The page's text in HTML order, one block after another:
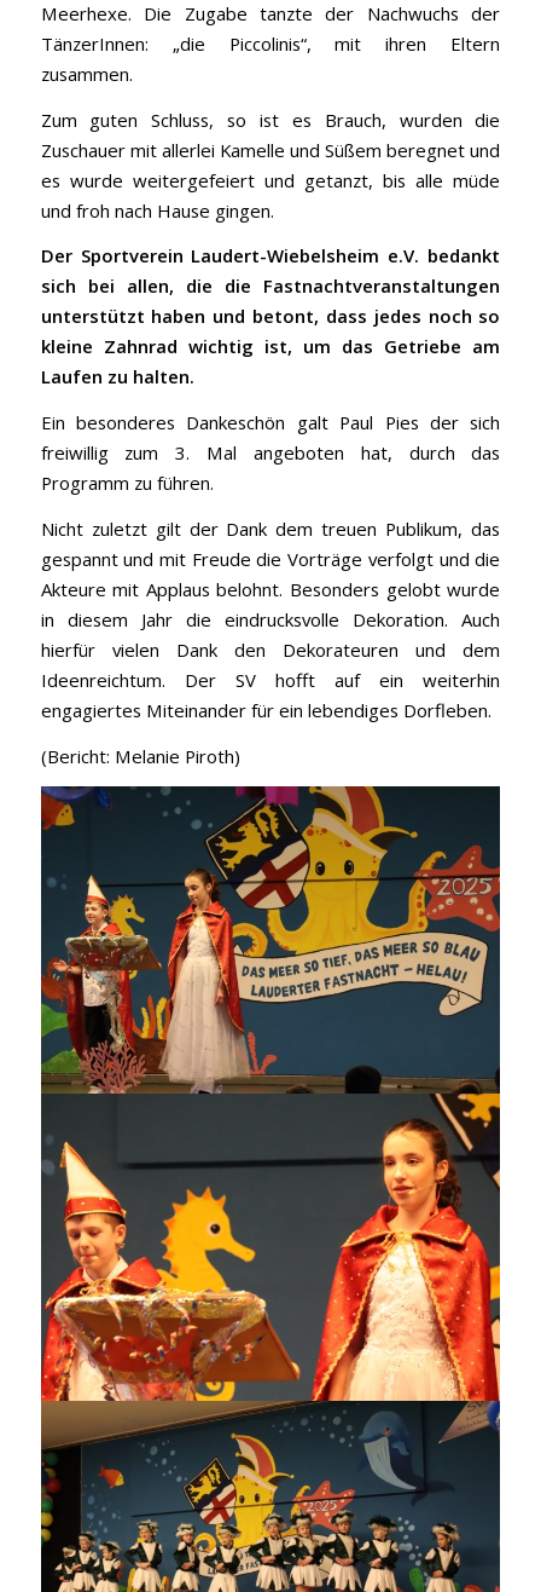
Meerhexe. Die Zugabe tanzte der Nachwuchs der
TänzerInnen: „die Piccolinis“, mit ihren Eltern
zusammen.
Zum guten Schluss, so ist es Brauch, wurden die
Zuschauer mit allerlei Kamelle und Süßem beregnet und
es wurde weitergefeiert und getanzt, bis alle müde
und froh nach Hause gingen.
Der Sportverein Laudert-Wiebelsheim e.V. bedankt
sich bei allen, die die Fastnachtveranstaltungen
unterstützt haben und betont, dass jedes noch so
kleine Zahnrad wichtig ist, um das Getriebe am
Laufen zu halten.
Ein besonderes Dankeschön galt Paul Pies der sich
freiwillig zum 3. Mal angeboten hat, durch das
Programm zu führen.
Nicht zuletzt gilt der Dank dem treuen Publikum, das
gespannt und mit Freude die Vorträge verfolgt und die
Akteure mit Applaus belohnt. Besonders gelobt wurde
in diesem Jahr die eindrucksvolle Dekoration. Auch
hierfür vielen Dank den Dekorateuren und dem
Ideenreichtum. Der SV hofft auf ein weiterhin
engagiertes Miteinander für ein lebendiges Dorfleben.
(Bericht: Melanie Piroth)